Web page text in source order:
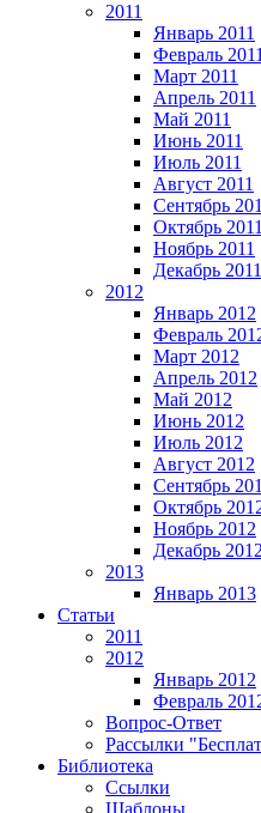
2011
Январь 2011
Февраль 2011
Март 2011
Апрель 2011
Май 2011
Июнь 2011
Июль 2011
Август 2011
Сентябрь
Октябрь 2011
Ноябрь 2011
Декабрь 2011
2012
Январь 2012
Февраль
Март 2012
Апрель 2012
Май 2012
Июнь 2012
Июль 2012
Август 2012
Сентябрь
Октябрь
Ноябрь 2012
Декабрь 2012
2013
Январь 2013
Статьи
2011
2012
Январь 2012
Февраль
Вопрос-Ответ
Рассылки
Библиотека
Ссылки
Шаблоны